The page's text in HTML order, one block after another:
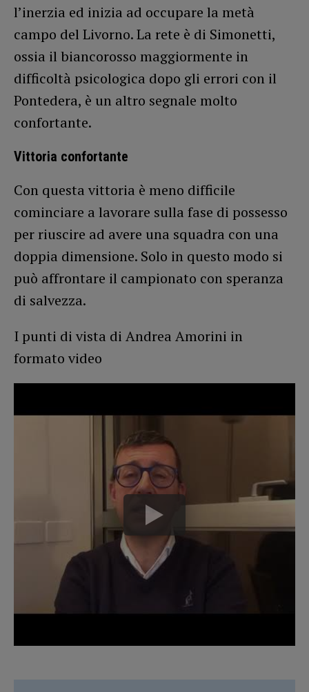
l’inerzia ed inizia ad occupare la metà
campo del Livorno. La rete è di Simonetti,
ossia il biancorosso maggiormente in
difficoltà psicologica dopo gli errori con il
Pontedera, è un altro segnale molto
confortante.
Vittoria confortante
Con questa vittoria è meno difficile
cominciare a lavorare sulla fase di possesso
per riuscire ad avere una squadra con una
doppia dimensione. Solo in questo modo si
può affrontare il campionato con speranza
di salvezza.
I punti di vista di Andrea Amorini in
formato video